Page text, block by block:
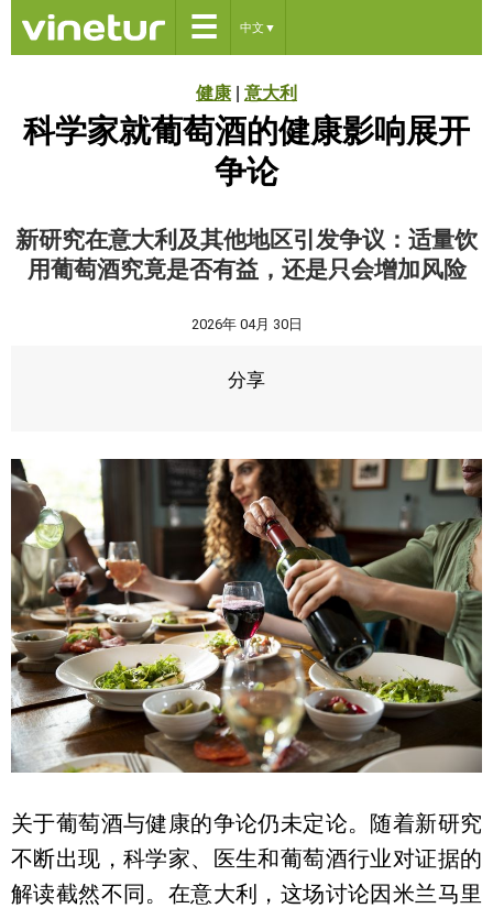
☰ 中文 ▼
健康 意大利
科学家就葡萄酒的健康影响展开
争论
新研究在意大利及其他地区引发争议：适量饮
用葡萄酒究竟是否有益，还是只会增加风险
2026年 04月 30日
分享
关于葡萄酒与健康的争论仍未定论。随着新研究
不断出现，科学家、医生和葡萄酒行业对证据的
解读截然不同。在意大利，这场讨论因米兰马里